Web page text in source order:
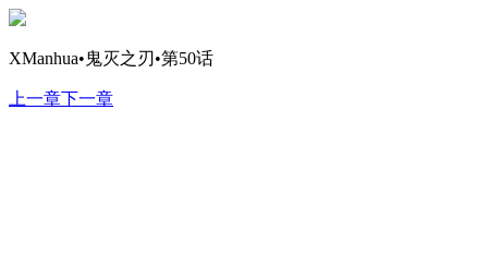
XManhua•鬼灭之刃•第50话
上一章下一章